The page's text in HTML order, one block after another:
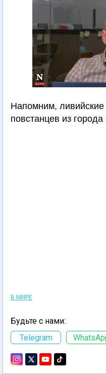
Напомним, ливийские
повстанцев из
В МИРЕ
Будьте с нами:
Telegram